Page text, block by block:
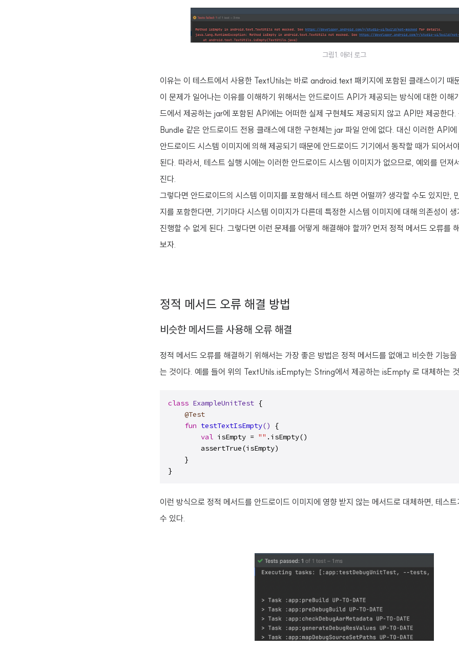
그림1. 애러 로그
이유는 이 테스트에서 사용한 TextUtils는 바로 android.text 패키지에 포함된 클래스이기 때
이 문제가 일어나는 이유를 이해하기 위해서는 안드로이드 API가 제공되는 방식에 대한 이해
드에서 제공하는 jar에 포함된 API에는 어떠한 실제 구현체도 제공되지 않고 API만 제공한
Bundle 같은 안드로이드 전용 클래스에 대한 구현체는 jar 파일 안에 없다. 대신 이러한 API
안드로이드 시스템 이미지에 의해 제공되기 때문에 안드로이드 기기에서 동작할 때가 되어서
된다. 따라서, 테스트 실행 시에는 이러한 안드로이드 시스템 이미지가 없으므로, 예외를 던져
진다.
그렇다면 안드로이드의 시스템 이미지를 포함해서 테스트 하면 어떨까? 생각할 수도 있지만,
지를 포함한다면, 기기마다 시스템 이미지가 다른데 특정한 시스템 이미지에 대해 의존성이
진행할 수 없게 된다. 그렇다면 이런 문제를 어떻게 해결해야 할까? 먼저 정적 메서드 오류를
보자.
정적 메서드 오류 해결 방법
비슷한 메서드를 사용해 오류 해결
정적 메서드 오류를 해결하기 위해서는 가장 좋은 방법은 정적 메서드를 없애고 비슷한 기능
는 것이다. 예를 들어 위의 TextUtils.isEmpty는 String에서 제공하는 isEmpty 로 대체하는
class ExampleUnitTest {
@Test
fun testTextIsEmpty()
{
val isEmpty = "" .isEmpty()
        assertTrue(isEmpty)
    }
}
이런 방식으로 정적 메서드를 안드로이드 이미지에 영향 받지 않는 메서드로 대체하면, 테스
수 있다.